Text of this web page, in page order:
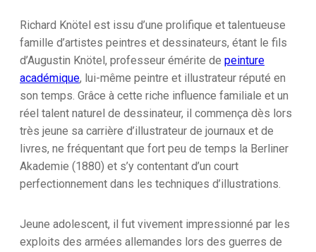
Richard Knötel est issu d’une prolifique et talentueuse
famille d’artistes peintres et dessinateurs, étant le fils
d’Augustin Knötel, professeur émérite de peinture
académique, lui-même peintre et illustrateur réputé en
son temps. Grâce à cette riche influence familiale et un
réel talent naturel de dessinateur, il commença dès lors
très jeune sa carrière d’illustrateur de journaux et de
livres, ne fréquentant que fort peu de temps la Berliner
Akademie (1880) et s’y contentant d’un court
perfectionnement dans les techniques d’illustrations.
Jeune adolescent, il fut vivement impressionné par les
exploits des armées allemandes lors des guerres de